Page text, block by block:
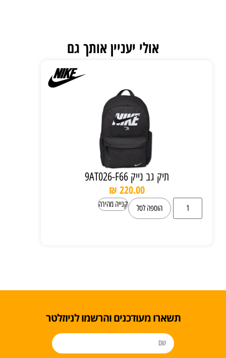
אולי יעניין אותך גם
תיק גב נייק 9AT026-F66
₪ 220.00
הוספה לסל קנייה מהירה
תשארו מעודכנים והרשמו לניוזלטר